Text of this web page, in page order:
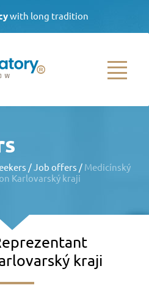
with long tradition
16.00
/Job offers / Medicínský
Karlovarský kraji
kraji